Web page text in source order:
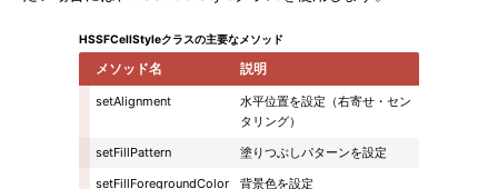
HSSFCellStyleクラスの主要なメソッド
メソッド名 説明
setAlignment
水平位置を設定（右寄せ・セン
タリング）
setFillPattern
塗りつぶしパターンを設定
setFillForegroundColor
背景色を設定